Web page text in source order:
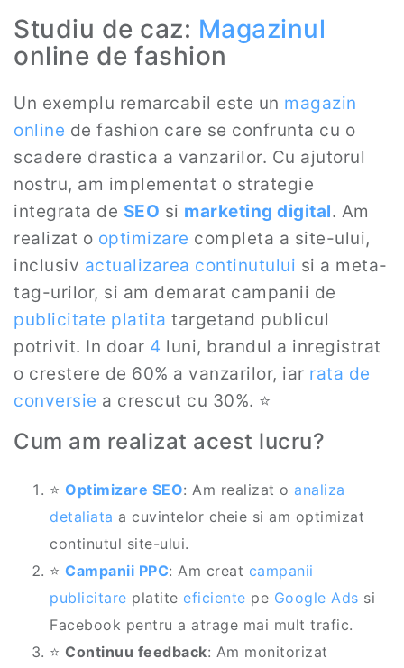
Studiu de caz: Magazinul
online de fashion
Un exemplu remarcabil este un magazin
online de fashion care se confrunta cu o
scadere drastica a vanzarilor. Cu ajutorul
nostru, am implementat o strategie
integrata de SEO si marketing digital. Am
realizat o optimizare completa a site-ului,
inclusiv actualizarea continutului si a meta-
tag-urilor, si am demarat campanii de
publicitate platita targetand publicul
potrivit. In doar 4 luni, brandul a inregistrat
o crestere de 60% a vanzarilor, iar rata de
conversie a crescut cu 30%. ⭐
Cum am realizat acest lucru?
⭐ Optimizare SEO: Am realizat o analiza
detaliata a cuvintelor cheie si am optimizat
continutul site-ului.
⭐ Campanii PPC: Am creat campanii
publicitare platite eficiente pe Google Ads si
Facebook pentru a atrage mai mult trafic.
⭐ Continuu feedback: Am monitorizat